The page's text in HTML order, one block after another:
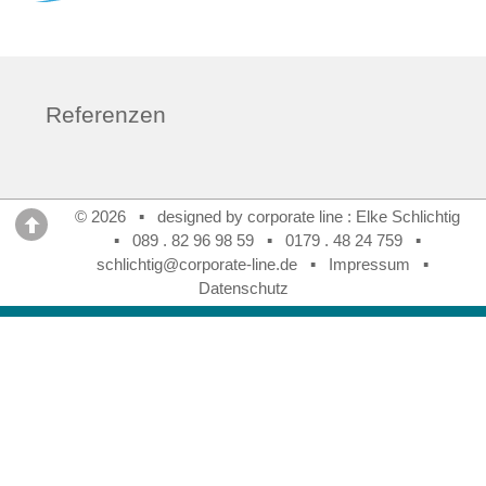
Referenzen
© 2026 ▪ designed by corporate line : Elke Schlichtig
▪ 089 . 82 96 98 59▪ 0179 . 48 24 759▪
schlichtig@corporate-line.de ▪ Impressum ▪
Datenschutz